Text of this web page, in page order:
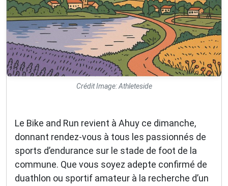
Crédit Image: Athleteside
Le Bike and Run revient à Ahuy ce dimanche,
donnant rendez-vous à tous les passionnés de
sports d’endurance sur le stade de foot de la
commune. Que vous soyez adepte confirmé de
duathlon ou sportif amateur à la recherche d’un